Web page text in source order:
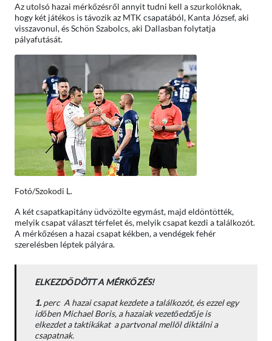
Az utolsó hazai mérkőzésről annyit tudni kell a szurkolóknak,
hogy két játékos is távozik az MTK csapatából, Kanta József, aki
visszavonul, és Schön Szabolcs, aki Dallasban folytatja
pályafutását.
Fotó/Szokodi L.
A két csapatkapitány üdvözölte egymást, majd eldöntötték,
melyik csapat választ térfelet és, melyik csapat kezdi a találkozót.
A mérkőzésen a hazai csapat kékben, a vendégek fehér
szerelésben léptek pályára.
ELKEZDŐDÖTT A MÉRKŐZÉS!
1.perc A hazai csapat kezdete a találkozót, és ezzel egy
időben Michael Boris, a hazaiak vezetőedzője is
elkezdet a taktikákat a partvonal mellöl diktálni a
csapatnak.